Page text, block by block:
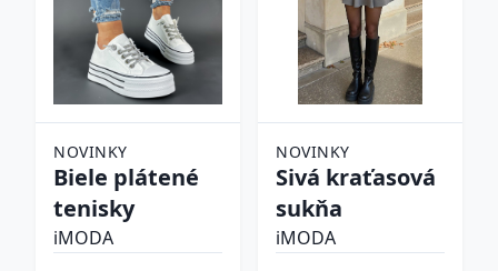
NOVINKY
Biele plátené
tenisky
iMODA
NOVINKY
Sivá kraťasová
sukňa
iMODA